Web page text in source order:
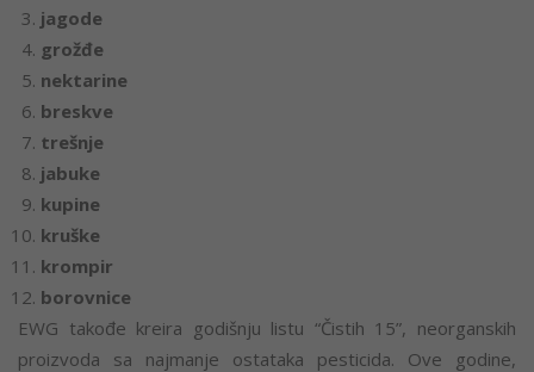
jagode
grožđe
nektarine
breskve
trešnje
jabuke
kupine
kruške
krompir
borovnice
EWG takođe kreira godišnju listu “Čistih 15”, neorganskih
proizvoda sa najmanje ostataka pesticida. Ove godine,